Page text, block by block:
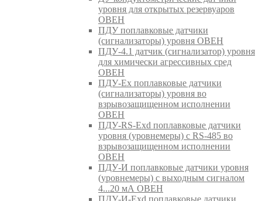
уровня для открытых резервуаров
ОВЕН
ПДУ поплавковые датчики
(сигнализаторы) уровня ОВЕН
ПДУ-4.1 датчик (сигнализатор) уровня
для химически агрессивных сред
ОВЕН
ПДУ-Ex поплавковые датчики
(сигнализаторы) уровня во
взрывозащищенном исполнении
ОВЕН
ПДУ-RS-Exd поплавковые датчики
уровня (уровнемеры) с RS-485 во
взрывозащищенном исполнении
ОВЕН
ПДУ-И поплавковые датчики уровня
(уровнемеры) с выходным сигналом
4...20 мА ОВЕН
ПДУ-И-Exd поплавковые датчики